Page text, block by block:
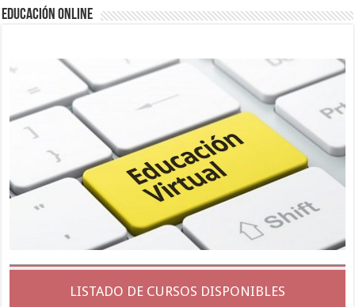
EDUCACIÓN ONLINE
LISTADO DE CURSOS DISPONIBLES